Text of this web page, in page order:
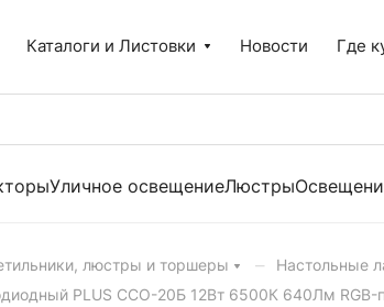
Каталоги и Листовки Новости Где
Уличное освещениеЛюстры
люстры и торшеры – Настольные
PLUS ССО-20Б 12Вт 6500К 640Лм